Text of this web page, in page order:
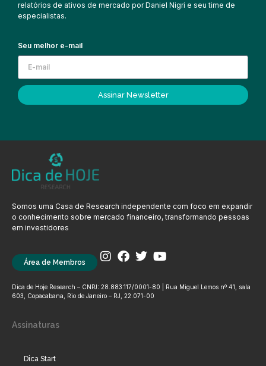
relatórios de ativos de mercado por Daniel Nigri e seu time de
especialistas.
Seu melhor e-mail
Assinar Newsletter
Somos uma Casa de Research independente com foco em expandir
o conhecimento sobre mercado financeiro, transformando pessoas
em investidores
Área de Membros
Dica de Hoje Research – CNPJ: 28.883.117/0001-80 | Rua Miguel Lemos nº 41, sala
603, Copacabana, Rio de Janeiro – RJ, 22.071-00
Assinaturas
Dica Start